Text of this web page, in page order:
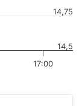
17:00
14,5
14,75